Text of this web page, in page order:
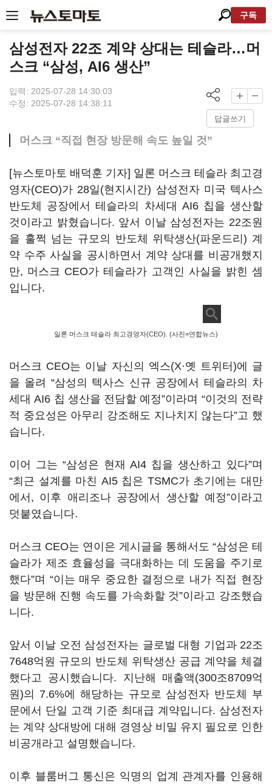
구독
삼성전자 22조 계약 상대는 테슬라…머
스크 “삼성, AI6 생산”
입력: 2025-07-28 14:30:03
수정: 2025-07-28 14:38:11
답글쓰기
머스크 “직접 현장 방문해 속도 높일 것”
[뉴스토마토 배덕훈 기자] 일론 머스크 테슬라 최고경
영자(CEO)가 28일(현지시간) 삼성전자 미국 텍사스
반도체 공장에서 테슬라의 차세대 AI6 칩을 생산할
것이라고 밝혔습니다. 앞서 이날 삼성전자는 22조원
을 훌쩍 넘는 규모의 반도체 위탁생산(파운드리) 계
약 수주 사실을 공시하면서 계약 상대를 비공개했지
만, 머스크 CEO가 테슬라가 고객인 사실을 밝힌 셈
입니다.
일론 머스크 테슬라 최고경영자(CEO). (사진=연합뉴스)
머스크 CEO는 이날 자신의 엑스(X·옛 트위터 )에 글
을 올려 “삼성의 텍사스 신규 공장에서 테슬라의 차
세대AI6 칩 생산을 전담할 예정”이라며 “이것의 전략
적 중요성은 아무리 강조해도 지나치지 않는다”고 했
습니다.
이어 그는 “삼성은 현재AI4 칩을 생산하고 있다”며
“최근 설계를 마친 AI5 칩은 TSMC가 초기에는 대만
에서 , 이후 애리조나 공장에서 생산할 예정”이라고
덧붙였습니다.
머스크 CEO는 연이은 게시글을 통해서도 “삼성은 테
슬라가 제조 효율성을 극대화하는 데 도움을 주기로
했다”며 “이는 매우 중요한 결정으로 내가 직접 현장
을 방문해 진행 속도를 가속화할 것”이라고 강조했습
니다.
앞서 이날 오전 삼성전자는 글로벌 대형 기업과 22조
7648억원 규모의 반도체 위탁생산 공급 계약을 체결
했다고 공시했습니다. 지난해 매출액(300조8709억
원)의 7.6%에 해당하는 규모로 삼성전자 반도체 부
문에서 단일 고객 기준 최대급 계약입니다. 삼성전자
는 계약 상대방에 대해 경영상 비밀 유지 필요로 인한
비공개라고 설명했습니다.
이후 블룸버그 통신은 익명의 업계 관계자를 인용해